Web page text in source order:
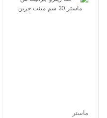
ماستر